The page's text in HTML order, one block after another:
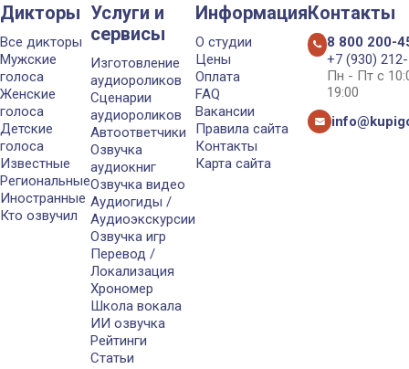
Дикторы
Все дикторы
Мужские
голоса
Женские
голоса
Детские
голоса
Известные
Региональные
Иностранные
Кто озвучил
Услуги и
сервисы
Изготовление
аудиороликов
Сценарии
аудиороликов
Автоответчики
Озвучка
аудиокниг
Озвучка видео
Аудиогиды /
Аудиоэкскурсии
Озвучка игр
Перевод /
Локализация
Хрономер
Школа вокала
ИИ озвучка
Рейтинги
Статьи
Информация
О студии
Цены
Оплата
FAQ
Вакансии
Правила сайта
Контакты
Карта сайта
Контакты
8 800 200-
+7 (930)
Пн - Пт с
19:00